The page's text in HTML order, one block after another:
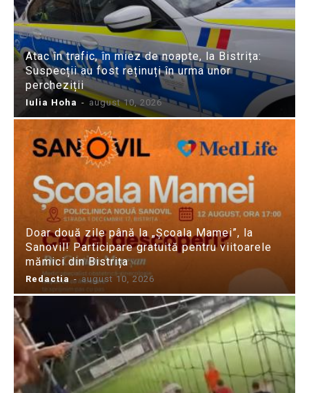
Atac în trafic, în miez de noapte, la Bistrița:
Suspecții au fost reținuți în urma unor
percheziții
Iulia Hoha - august 10, 2026
Doar două zile până la „Școala Mamei”, la
Sanovil! Participare gratuită pentru viitoarele
mămici din Bistrița
Redactia - august 10, 2026